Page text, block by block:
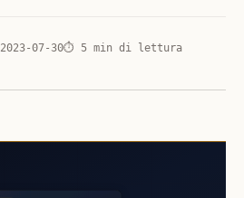
2023-07-30⏱ 5 min di lettura